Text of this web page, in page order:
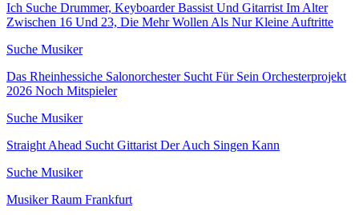
Ich Suche Drummer, Keyboarder Bassist Und Gitarrist Im Alter
Zwischen 16 Und 23, Die Mehr Wollen Als Nur Kleine Auftritte
Suche Musiker
Das Rheinhessiche Salonorchester Sucht Für Sein Orchesterprojekt
2026 Noch Mitspieler
Suche Musiker
Straight Ahead Sucht Gittarist Der Auch Singen Kann
Suche Musiker
Musiker Raum Frankfurt